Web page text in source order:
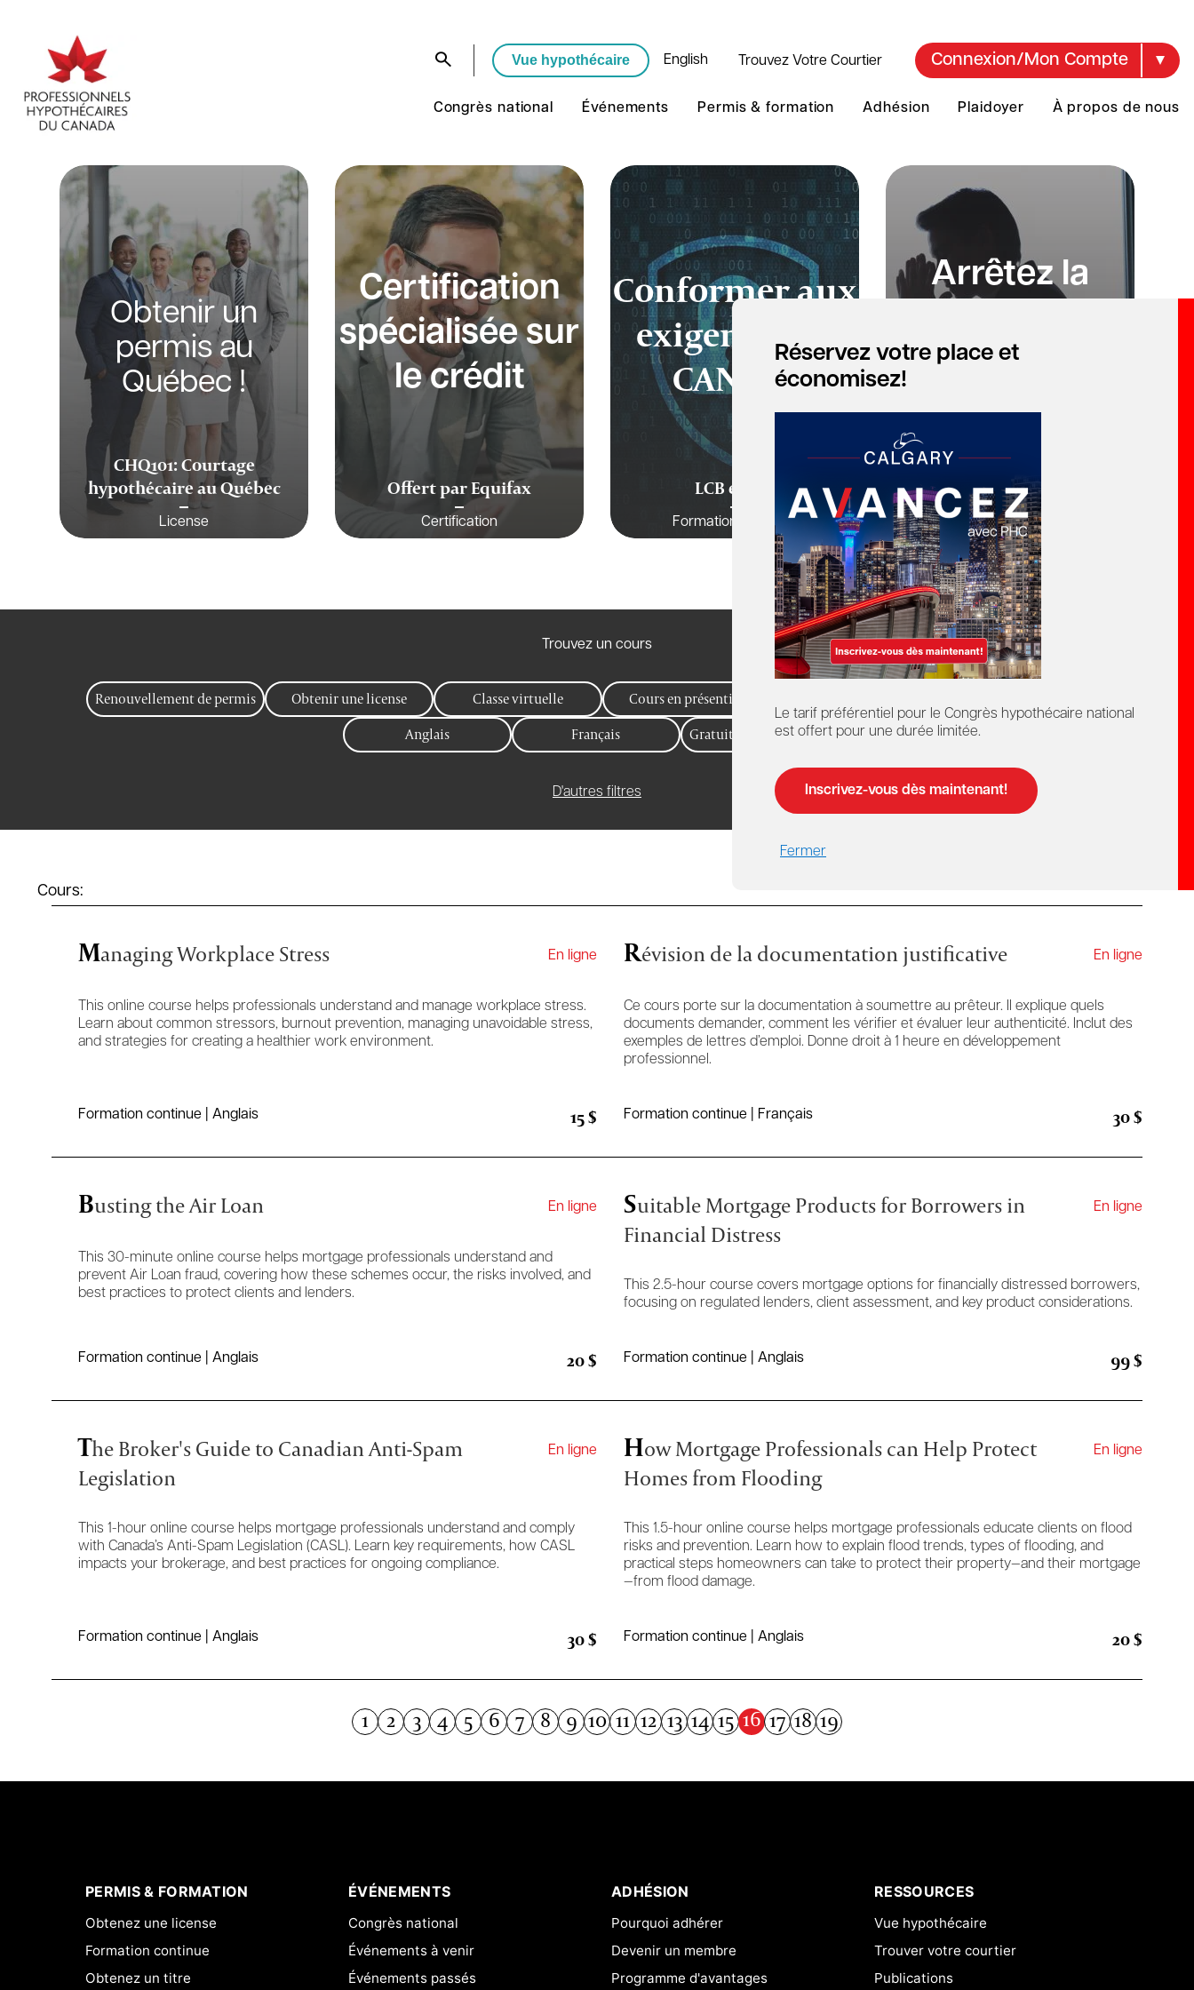
Réservez votre place et
économisez!
Le tarif préférentiel pour le Congrès hypothécaire national
est offert pour une durée limitée.
Inscrivez-vous dès maintenant!
Fermer
Vue hypothécaire English Trouvez Votre Courtier Connexion/Mon Compte
Congrès national Événements Permis & formation Adhésion Plaidoyer À propos de nous
Obtenir un
permis au
Québec !
CHQ101: Courtage
hypothécaire au Québec
License
Certification
spécialisée sur
le crédit
Offert par Equifax
Certification
Conformer aux
exigences de
CANAFE
LCB et FAT
Formation Continue
Arrêtez la
Détection et prévention de la
fraude dans le secteur
hypothécaire
Formation Continue
Trouvez un cours
Renouvellement de permis Obtenir une license Classe virtuelle Cours en présentiel
Anglais
Français Gratuit pour les membres
D'autres filtres
Cours:
Managing Workplace Stress En ligne
This online course helps professionals understand and manage workplace stress.
Learn about common stressors, burnout prevention, managing unavoidable stress,
and strategies for creating a healthier work environment.
Formation continue | Anglais 15 $
Révision de la documentation justificative En ligne
Ce cours porte sur la documentation à soumettre au prêteur. Il explique quels
documents demander, comment les vérifier et évaluer leur authenticité. Inclut des
exemples de lettres d’emploi. Donne droit à 1 heure en développement
professionnel.
Formation continue | Français 30 $
Busting the Air Loan En ligne
This 30-minute online course helps mortgage professionals understand and
prevent Air Loan fraud, covering how these schemes occur, the risks involved, and
best practices to protect clients and lenders.
Formation continue | Anglais 20 $
Suitable Mortgage Products for Borrowers in
Financial Distress
En ligne
This 2.5-hour course covers mortgage options for financially distressed borrowers,
focusing on regulated lenders, client assessment, and key product considerations.
Formation continue | Anglais 99 $
The Broker's Guide to Canadian Anti-Spam
Legislation
En ligne
This 1-hour online course helps mortgage professionals understand and comply
with Canada’s Anti-Spam Legislation (CASL). Learn key requirements, how CASL
impacts your brokerage, and best practices for ongoing compliance.
Formation continue | Anglais 30 $
How Mortgage Professionals can Help Protect
Homes from Flooding
En ligne
This 1.5-hour online course helps mortgage professionals educate clients on flood
risks and prevention. Learn how to explain flood trends, types of flooding, and
practical steps homeowners can take to protect their property—and their mortgage
—from flood damage.
Formation continue | Anglais 20 $
1 2 3 4 5 6 7 8 9 10 11 12 13 14 15 16 17 18 19
PERMIS & FORMATION
Obtenez une license
Formation continue
Obtenez un titre
ÉVÉNEMENTS
Congrès national
Événements à venir
Événements passés
ADHÉSION
Pourquoi adhérer
Devenir un membre
Programme d'avantages
RESSOURCES
Vue hypothécaire
Trouver votre courtier
Publications